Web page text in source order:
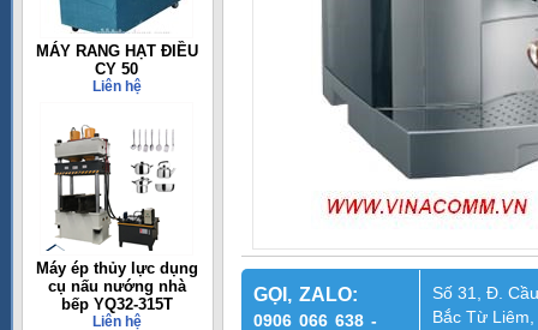
MÁY RANG HẠT ĐIỀU
CY 50
Liên hệ
Máy ép thủy lực dụng
cụ nấu nướng nhà
bếp YQ32-315T
Liên hệ
GỌI, ZALO:
0906 066 638 -
Số 31, Đ.
Bắc Từ